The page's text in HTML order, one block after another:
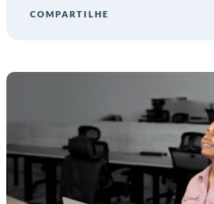
COMPARTILHE